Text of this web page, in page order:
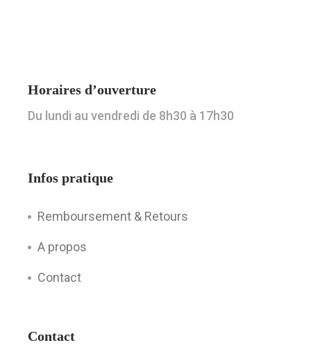
Horaires d’ouverture
Du lundi au vendredi de 8h30 à 17h30
Infos pratique
Remboursement & Retours
A propos
Contact
Contact